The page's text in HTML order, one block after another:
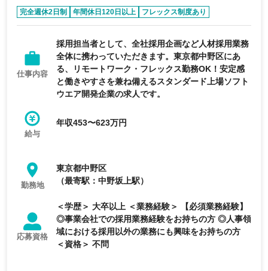
完全週休2日制 年間休日120日以上
フレックス制度あり
経験者優遇
エージェントおすすめ求人
仕事内容
採用担当者として、全社採用企画など人材採用業務
全体に携わっていただきます。東京都中野区にあ
る、リモートワーク・フレックス勤務OK！安定感
と働きやすさを兼ね備えるスタンダード上場ソフト
ウエア開発企業の求人です。
給与
年収453〜623万円
勤務地
東京都中野区
（最寄駅：中野坂上駅）
応募資格
＜学歴＞ 大卒以上 ＜業務経験＞ 【必須業務経験】
◎事業会社での採用業務経験をお持ちの方 ◎人事領
域における採用以外の業務にも興味をお持ちの方
＜資格＞ 不問